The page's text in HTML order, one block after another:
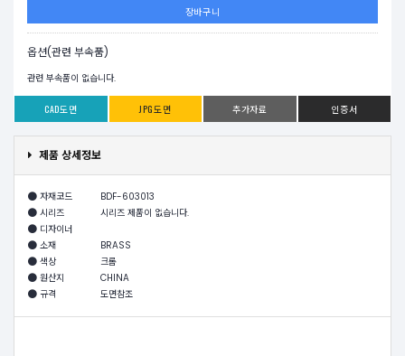
장바구니
옵션(관련 부속품)
관련 부속품이 없습니다.
CAD도면 JPG도면 추가자료 인증서
제품 상세정보
자재코드
BDF-603013
시리즈
시리즈 제품이 없습니다.
디자이너
소재
BRASS
색상
크롬
원산지
CHINA
규격
도면참조